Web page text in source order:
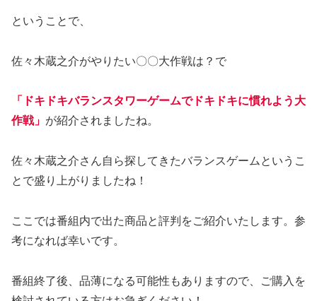
ということで、
佐々木蔵之介がやりたい〇〇大作戦は？で
「ドキドキバランスタワーゲームでドキドキに慣れよう大
作戦」 が紹介されましたね。
佐々木蔵之介さん自ら探してきたバランスゲームというこ
とで盛り上がりましたね！
ここでは番組内で出た商品と評判をご紹介いたします。参
考になれば幸いです。
番組終了後、品薄になる可能性もありますので、ご購入を